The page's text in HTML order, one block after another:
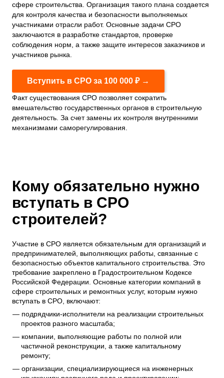
сфере строительства. Организация такого плана создается
для контроля качества и безопасности выполняемых
участниками отрасли работ. Основные задачи СРО
заключаются в разработке стандартов, проверке
соблюдения норм, а также защите интересов заказчиков и
участников рынка.
Вступить в СРО за 100 000 ₽ →
Факт существования СРО позволяет сократить
вмешательство государственных органов в строительную
деятельность. За счет замены их контроля внутренними
механизмами саморегулирования.
Кому обязательно нужно
вступать в СРО
строителей?
Участие в СРО является обязательным для организаций и
предпринимателей, выполняющих работы, связанные с
безопасностью объектов капитального строительства. Это
требование закреплено в Градостроительном Кодексе
Российской Федерации. Основные категории компаний в
сфере строительных и ремонтных услуг, которым нужно
вступать в СРО, включают:
подрядчики-исполнители на реализации строительных
проектов разного масштаба;
компании, выполняющие работы по полной или
частичной реконструкции, а также капитальному
ремонту;
организации, специализирующиеся на инженерных